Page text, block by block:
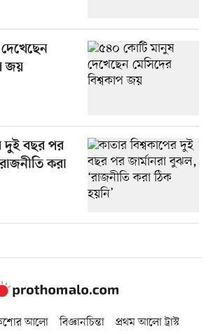
জয়
দুই বছর পর
করা
আলো বিজ্ঞানচিন্তা
প্রথম আলো ট্রাস্ট